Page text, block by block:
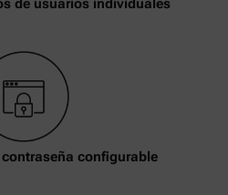
de usuarios individuales
configurable